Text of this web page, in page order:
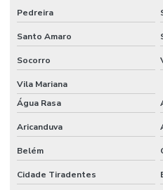
EFICIÊNCIA
RESIDENCIAL
SANTO
AUTOMAÇÃO
RESIDENCIAL
FLORIANÓPOLIS
AUTOMAÇÃO
RESIDENCIAL
FORTALEZA
Pedreira
Santo Amaro
Socorro
Vila Mariana
Água Rasa
Aricanduva
Belém
Cidade Tiradentes